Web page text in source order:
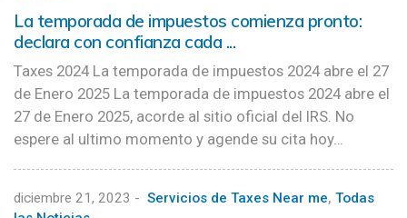
La temporada de impuestos comienza pronto:
declara con confianza cada ...
Taxes 2024 La temporada de impuestos 2024 abre el 27
de Enero 2025 La temporada de impuestos 2024 abre el
27 de Enero 2025, acorde al sitio oficial del IRS. No
espere al ultimo momento y agende su cita hoy…
diciembre 21, 2023 - Servicios de Taxes Near me, Todas